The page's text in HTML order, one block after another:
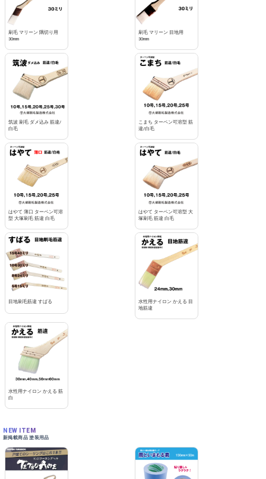
刷毛 マリーン 隅切り用
30mm
刷毛 マリーン 目地用
30mm
筑波 刷毛 ダメ込み 筋違/
白毛
こまち ターペン可溶型 筋
違/白毛
はやて 薄口 ターペン可溶
型 大塚刷毛 筋違 白毛
はやて ターペン可溶型 大
塚刷毛 筋違 白毛
目地刷毛筋違 すばる
水性用ナイロン かえる 目
地筋違
水性用ナイロン かえる 筋
白
NEW ITEM
新掲載商品 塗装用品